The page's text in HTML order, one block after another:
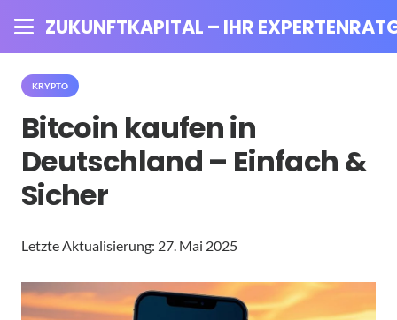
ZUKUNFTKAPITAL – IHR
KRYPTO
Bitcoin kaufen in
Deutschland – Einfach &
Sicher
Letzte Aktualisierung: 27. Mai 2025